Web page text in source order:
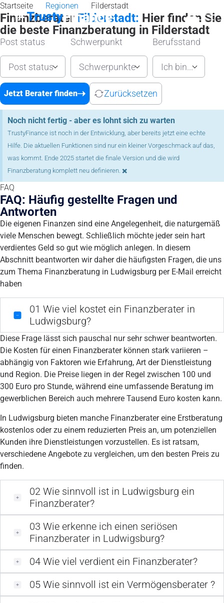
Startseite Regionen Filderstadt
Finanzberater Filderstadt: Hier finden Sie
die beste Finanzberatung in Filderstadt
Post status
Post status
Schwerpunkt
Schwerpunkte
Berufsstand
Ich bin...
Jetzt Berater finden Zurücksetzen
Noch nicht fertig - aber es lohnt sich zu warten
TrustyFinance ist noch in der Entwicklung, aber bereits jetzt eine echte
Hilfe. Die aktuellen Funktionen sind nur ein kleiner Vorgeschmack auf das,
was kommt. Ende 2025 startet die finale Version und die wird
Finanzberatung komplett neu definieren. ×
FAQ
FAQ: Häufig gestellte Fragen und
Antworten
Die eigenen Finanzen sind eine Angelegenheit, die naturgemäß
viele Menschen bewegt. Schließlich möchte jeder sein hart
verdientes Geld so gut wie möglich anlegen. In diesem
Abschnitt beantworten wir daher die häufigsten Fragen, die uns
zum Thema Finanzberatung in Ludwigsburg per E-Mail erreicht
haben
01 Wie viel kostet ein Finanzberater in
Ludwigsburg?
Diese Frage lässt sich pauschal nur sehr schwer beantworten.
Die Kosten für einen Finanzberater können stark variieren –
abhängig von Faktoren wie Erfahrung, Art der Dienstleistung
und Region. Die Preise liegen in der Regel zwischen 100 und
300 Euro pro Stunde, während eine umfassende Beratung im
gewerblichen Bereich auch mehrere Tausend Euro kosten kann.
In Ludwigsburg bieten manche Finanzberater eine Erstberatung
kostenlos oder zu einem reduzierten Preis an, um potenziellen
Kunden ihre Dienstleistungen vorzustellen. Es ist ratsam,
verschiedene Angebote zu vergleichen, um den besten Preis zu
finden.
02 Wie sinnvoll ist in Ludwigsburg ein
Finanzberater?
03 Wie erkenne ich einen seriösen
Finanzberater in Ludwigsburg?
04 Wie viel verdient ein Finanzberater?
05 Wie sinnvoll ist ein Vermögensberater ?